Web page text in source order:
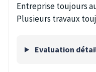
Entreprise toujours
Plusieurs travaux
Evaluation